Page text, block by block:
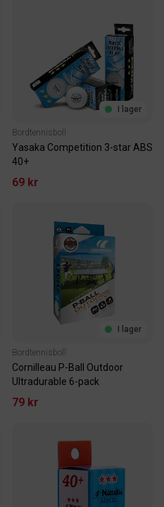
I lager
Bordtennisboll
Yasaka Competition 3-star ABS
40+
69 kr
I lager
Bordtennisboll
Cornilleau P-Ball Outdoor
Ultradurable 6-pack
79 kr